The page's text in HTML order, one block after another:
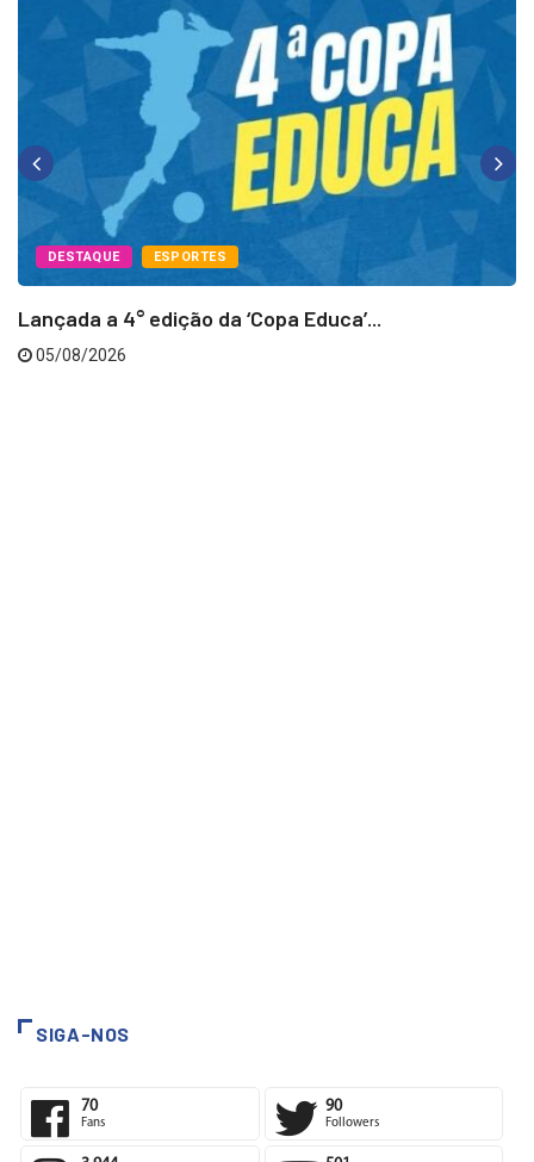
DESTAQUE ESPORTES
Lançada a 4° edição da ‘Copa Educa’...
05/08/2026
SIGA-NOS
70 90